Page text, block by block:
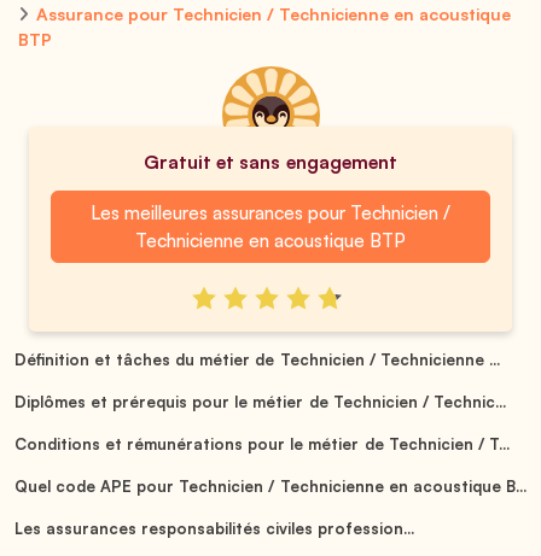
Assurance pour Technicien / Technicienne en acoustique
BTP
Gratuit et sans engagement
Les meilleures assurances pour Technicien /
Technicienne en acoustique BTP
Définition et tâches du métier de Technicien / Technicienne ...
Diplômes et prérequis pour le métier de Technicien / Technic...
Conditions et rémunérations pour le métier de Technicien / T...
Quel code APE pour Technicien / Technicienne en acoustique B...
Les assurances responsabilités civiles profession...